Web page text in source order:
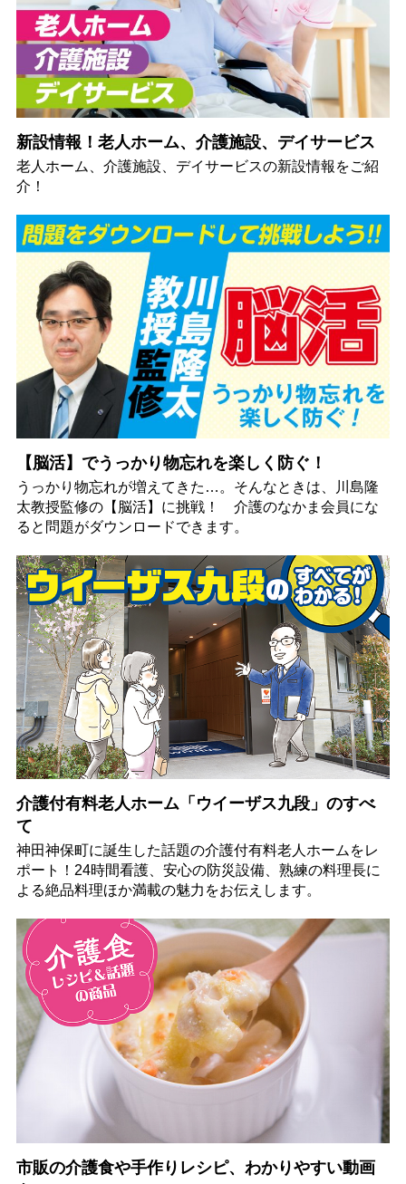
新設情報！老人ホーム、介護施設、デイサービス
老人ホーム、介護施設、デイサービスの新設情報をご紹
介！
【脳活】でうっかり物忘れを楽しく防ぐ！
うっかり物忘れが増えてきた…。そんなときは、川島隆
太教授監修の【脳活】に挑戦！ 介護のなかま会員にな
ると問題がダウンロードできます。
介護付有料老人ホーム「ウイーザス九段」のすべ
て
神田神保町に誕生した話題の介護付有料老人ホームをレ
ポート！24時間看護、安心の防災設備、熟練の料理長に
よる絶品料理ほか満載の魅力をお伝えします。
市販の介護食や手作りレシピ、わかりやすい動画